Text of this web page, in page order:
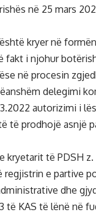
në 25 mars
kryer në
i njohur
në procesin
delegimi
autorizimi i
të prodhojë asnjë
kryetarit të PDSH
regjistrin e partive
dhe
të KAS të lënë në